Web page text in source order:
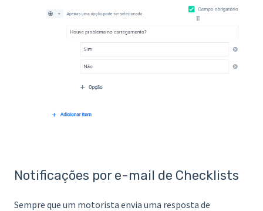
Notificações por e-mail de Checklists
Sempre que um motorista envia uma resposta de